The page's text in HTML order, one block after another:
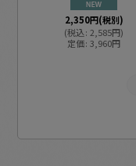
2,350円(税別)
(税込: 2,585円)
定価: 3,960円